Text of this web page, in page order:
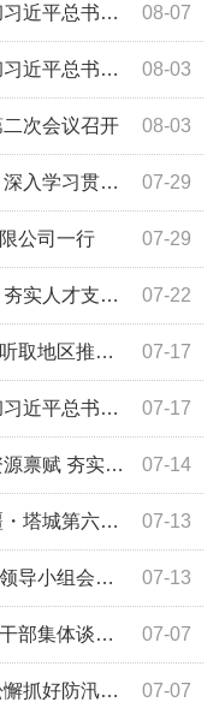
08-07
振兴、财源建设等工作
08-03
岗双责”、信访等工作
08-03
次会议召开
07-29
推动地区高质量发展的强大动力
07-29
公司一行
07-22
身特点的高质量发展路子
07-17
村一品）盘活工作情况
07-17
新、防汛减灾救灾等工作
07-14
地区高质量发展提质增效
07-13
术节新闻发布会召开
07-13
成效为地区高质量发展保驾护航
07-07
位上再创佳绩再立新功
07-07
民群众生命财产安全